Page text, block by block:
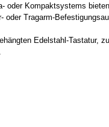
oder Kompaktsystems
oder Tragarm-
Edelstahl-Tastatur,